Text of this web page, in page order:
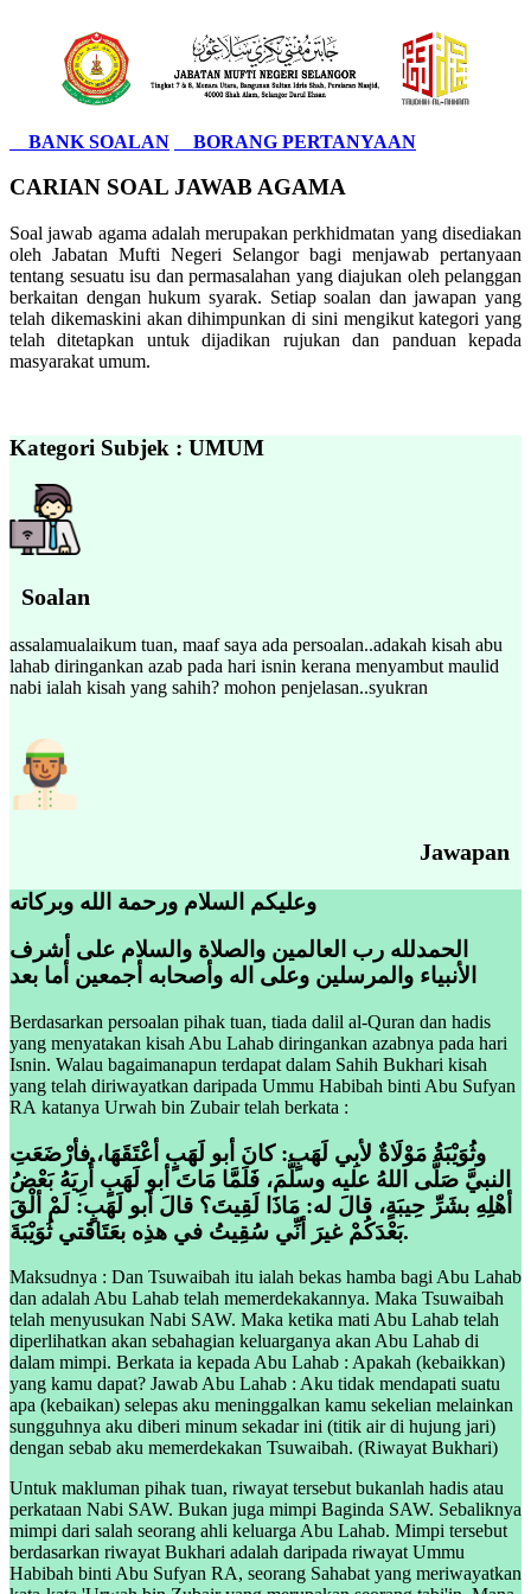
BANK SOALAN BORANG PERTANYAAN
CARIAN SOAL JAWAB AGAMA
Soal jawab agama adalah merupakan perkhidmatan yang disediakan
oleh Jabatan Mufti Negeri Selangor bagi menjawab pertanyaan
tentang sesuatu isu dan permasalahan yang diajukan oleh pelanggan
berkaitan dengan hukum syarak. Setiap soalan dan jawapan yang
telah dikemaskini akan dihimpunkan di sini mengikut kategori yang
telah ditetapkan untuk dijadikan rujukan dan panduan kepada
masyarakat umum.
Kategori Subjek : UMUM
Soalan
assalamualaikum tuan, maaf saya ada persoalan..adakah kisah abu
lahab diringankan azab pada hari isnin kerana menyambut maulid
nabi ialah kisah yang sahih? mohon penjelasan..syukran
Jawapan
وعليكم السلام ورحمة الله وبركاته
الحمدلله رب العالمين والصلاة والسلام على أشرف
الأنبياء والمرسلين وعلى اله وأصحابه أجمعين أما بعد
Berdasarkan persoalan pihak tuan, tiada dalil al-Quran dan hadis
yang menyatakan kisah Abu Lahab diringankan azabnya pada hari
Isnin. Walau bagaimanapun terdapat dalam Sahih Bukhari kisah
yang telah diriwayatkan daripada Ummu Habibah binti Abu Sufyan
RA katanya Urwah bin Zubair telah berkata :
وثُوَيْبَةُ مَوْلَاةٌ لأبِي لَهَبٍ: كانَ أبو لَهَبٍ أعْتَقَهَا، فأرْضَعَتِ
النبيَّ صَلَّى اللهُ عليه وسلَّمَ، فَلَمَّا مَاتَ أبو لَهَبٍ أُرِيَهُ بَعْضُ
أهْلِهِ بشَرِّ حِيبَةٍ، قالَ له: مَاذَا لَقِيتَ؟ قالَ أبو لَهَبٍ: لَمْ ألْقَ
بَعْدَكُمْ غيرَ أنِّي سُقِيتُ في هذِه بعَتَاقَتي ثُوَيْبَةَ.
Maksudnya : Dan Tsuwaibah itu ialah bekas hamba bagi Abu Lahab
dan adalah Abu Lahab telah memerdekakannya. Maka Tsuwaibah
telah menyusukan Nabi SAW. Maka ketika mati Abu Lahab telah
diperlihatkan akan sebahagian keluarganya akan Abu Lahab di
dalam mimpi. Berkata ia kepada Abu Lahab : Apakah (kebaikkan)
yang kamu dapat? Jawab Abu Lahab : Aku tidak mendapati suatu
apa (kebaikan) selepas aku meninggalkan kamu sekelian melainkan
sungguhnya aku diberi minum sekadar ini (titik air di hujung jari)
dengan sebab aku memerdekakan Tsuwaibah. (Riwayat Bukhari)
Untuk makluman pihak tuan, riwayat tersebut bukanlah hadis atau
perkataan Nabi SAW. Bukan juga mimpi Baginda SAW. Sebaliknya
mimpi dari salah seorang ahli keluarga Abu Lahab. Mimpi tersebut
berdasarkan riwayat Bukhari adalah daripada riwayat Ummu
Habibah binti Abu Sufyan RA, seorang Sahabat yang meriwayatkan